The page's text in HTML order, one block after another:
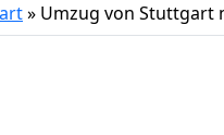
» Umzug von Stuttgart